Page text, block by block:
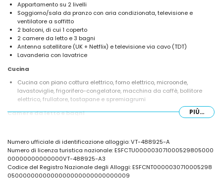
Appartamento su 2 livelli
Soggiorno/sala da pranzo con aria condizionata, televisione e
ventilatore a soffitto
2 balconi, di cui 1 coperto
2 camere da letto e 3 bagni
Antenna satellitare (UK + Netflix) e televisione via cavo (TDT)
Lavanderia con lavatrice
Cucina
Cucina con piano cottura elettrico, forno elettrico, microonde,
lavastoviglie, frigorifero-congelatore, macchina da caffè, bollitore
elettrico, frullatore, tostapane e spremiagrumi
Camere da letto e bagni
Camera da letto con aria condizionata, 2 letti singoli, televisione e
bagno en-suite
Bagno en-suite con lavabo singolo, combinazione vasca/doccia e
WC
Bagno en-suite con lavabo singolo, doccia e WC
PIÙ...
Numero ufficiale di identificazione alloggio: VT-488925-A
Numero di licenza turistica nazionale: ESFCTU000003071000529805000
00000000000000VT-488925-A3
Codice del Registro Nazionale degli Alloggi: ESFCNT0000030710005298
0500000000000000000000000000009